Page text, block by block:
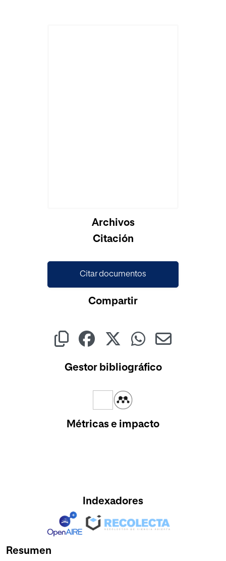
Cargando...Archivos
Citación
Citar documentos
Compartir
Gestor bibliográfico
Métricas e impacto
Indexadores
Resumen